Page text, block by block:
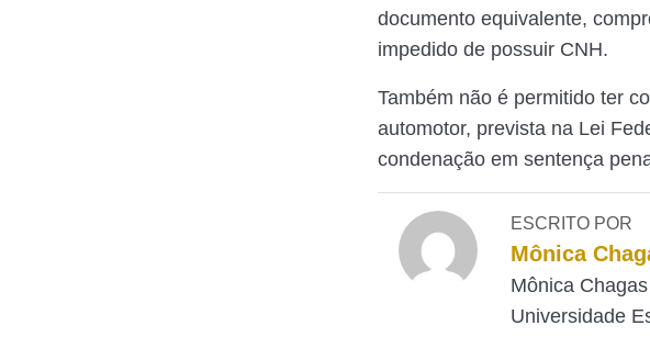
documento equivalente,
impedido de possuir CNH.
Também não é permitido ter
automotor, prevista na Lei
condenação em sentença
ESCRITO POR
Mônica
Mônica
Universidade